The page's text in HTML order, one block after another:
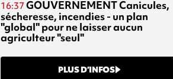
16:37 GOUVERNEMENTCanicules,
sécheresse, incendies - un plan
"global" pour ne laisser aucun
agriculteur "seul"
PLUS D’INFOS